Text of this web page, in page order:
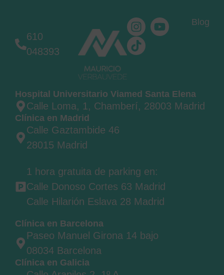
610
048393
Blog
Hospital Universitario Viamed Santa Elena
Calle Loma, 1, Chamberí, 28003 Madrid
Clínica en Madrid
Calle Gaztambide 46
28015 Madrid
1 hora gratuita de parking en:
Calle Donoso Cortes 63 Madrid
Calle Hilarión Eslava 28 Madrid
Clínica en Barcelona
Paseo Manuel Girona 14 bajo
08034 Barcelona
Clínica en Galicia